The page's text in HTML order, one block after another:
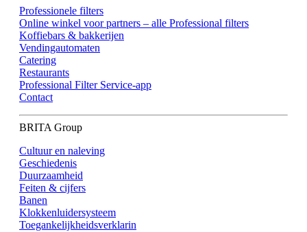
Professionele filters
Online winkel voor partners – alle Professional filters
Koffiebars & bakkerijen
Vendingautomaten
Catering
Restaurants
Professional Filter Service-app
Contact
BRITA Group
Cultuur en naleving
Geschiedenis
Duurzaamheid
Feiten & cijfers
Banen
Klokkenluidersysteem
Toegankelijkheidsverklarin